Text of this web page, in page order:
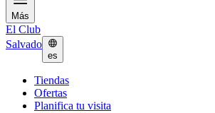
Más
El Club
Salvado
es
Tiendas
Ofertas
Planifica tu visita